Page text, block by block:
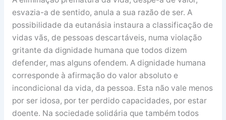
esvazia-a de sentido, anula a sua razão de ser. A
possibilidade da eutanásia instaura a classificação de
vidas vãs, de pessoas descartáveis, numa violação
gritante da dignidade humana que todos dizem
defender, mas alguns ofendem. A dignidade humana
corresponde à afirmação do valor absoluto e
incondicional da vida, da pessoa. Esta não vale menos
por ser idosa, por ter perdido capacidades, por estar
doente. Na sociedade solidária que também todos